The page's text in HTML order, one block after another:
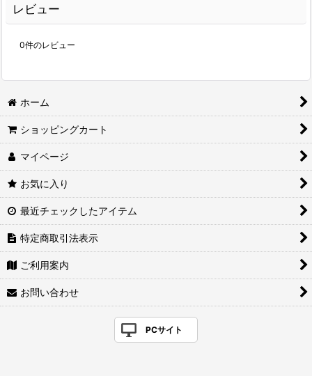
レビュー
0件のレビュー
ホーム
ショッピングカート
マイページ
お気に入り
最近チェックしたアイテム
特定商取引法表示
ご利用案内
お問い合わせ
PCサイト